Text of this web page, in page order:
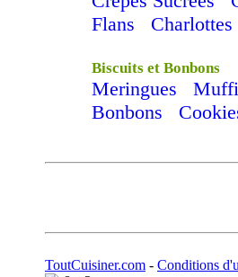
Flans
Charlottes
Biscuits et Bonbons
Meringues
Bonbons
ToutCuisiner.com - Conditions